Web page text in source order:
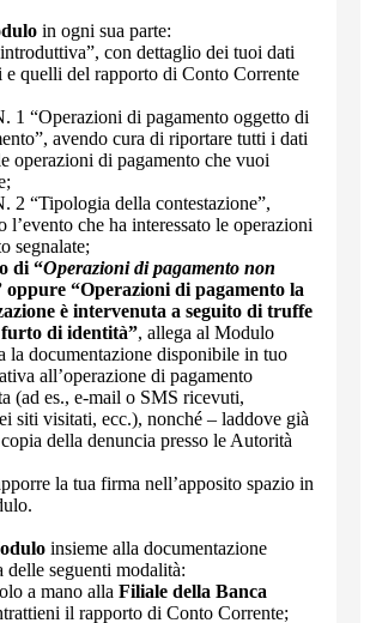
in ogni sua parte:
con dettaglio dei tuoi dati
quelli del rapporto di Conto Corrente
1 “Operazioni di pagamento oggetto di
avendo cura di riportare tutti i dati
operazioni di pagamento che vuoi
2 “Tipologia della contestazione”,
l’evento che ha interessato le operazioni
segnalate;
di “Operazioni di pagamento non
oppure “Operazioni di pagamento la
è intervenuta a seguito di truffe
di identità”, allega al Modulo
la documentazione disponibile in tuo
all’operazione di pagamento
(ad es., e-mail o SMS ricevuti,
siti visitati, ecc.), nonché – laddove già
della denuncia presso le Autorità
la tua firma nell’apposito spazio in
insieme alla documentazione
delle seguenti modalità:
a mano alla Filiale della Banca
il rapporto di Conto Corrente;